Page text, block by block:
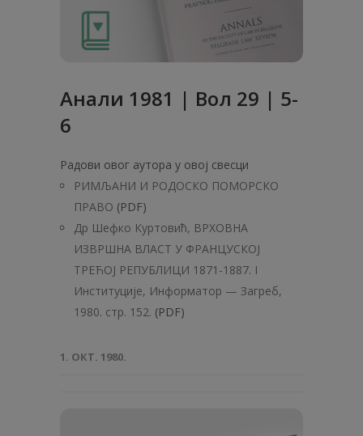
Анaли 1981 | Вол 29 | 5-
6
Радови овог аутора у овој свесци
РИМЉАНИ И РОДОСКО ПОМОРСКО
ПРАВО (PDF)
Др Шефко Куртовић, ВРХОВНА
ИЗВРШНА ВЛАСТ У ФРАНЦУСКОЈ
ТРЕЋОЈ РЕПУБЛИЦИ 1871-1887. I
Институције, Информатор — Загреб,
1980. стр. 152. (PDF)
1. ОКТ. 1980.